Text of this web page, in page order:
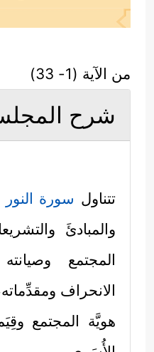
من الآية (1- 33)
شرح
تتناول سورة النور
والمبادئَ
المجتمع
الانحراف
هويَّة المجتمع